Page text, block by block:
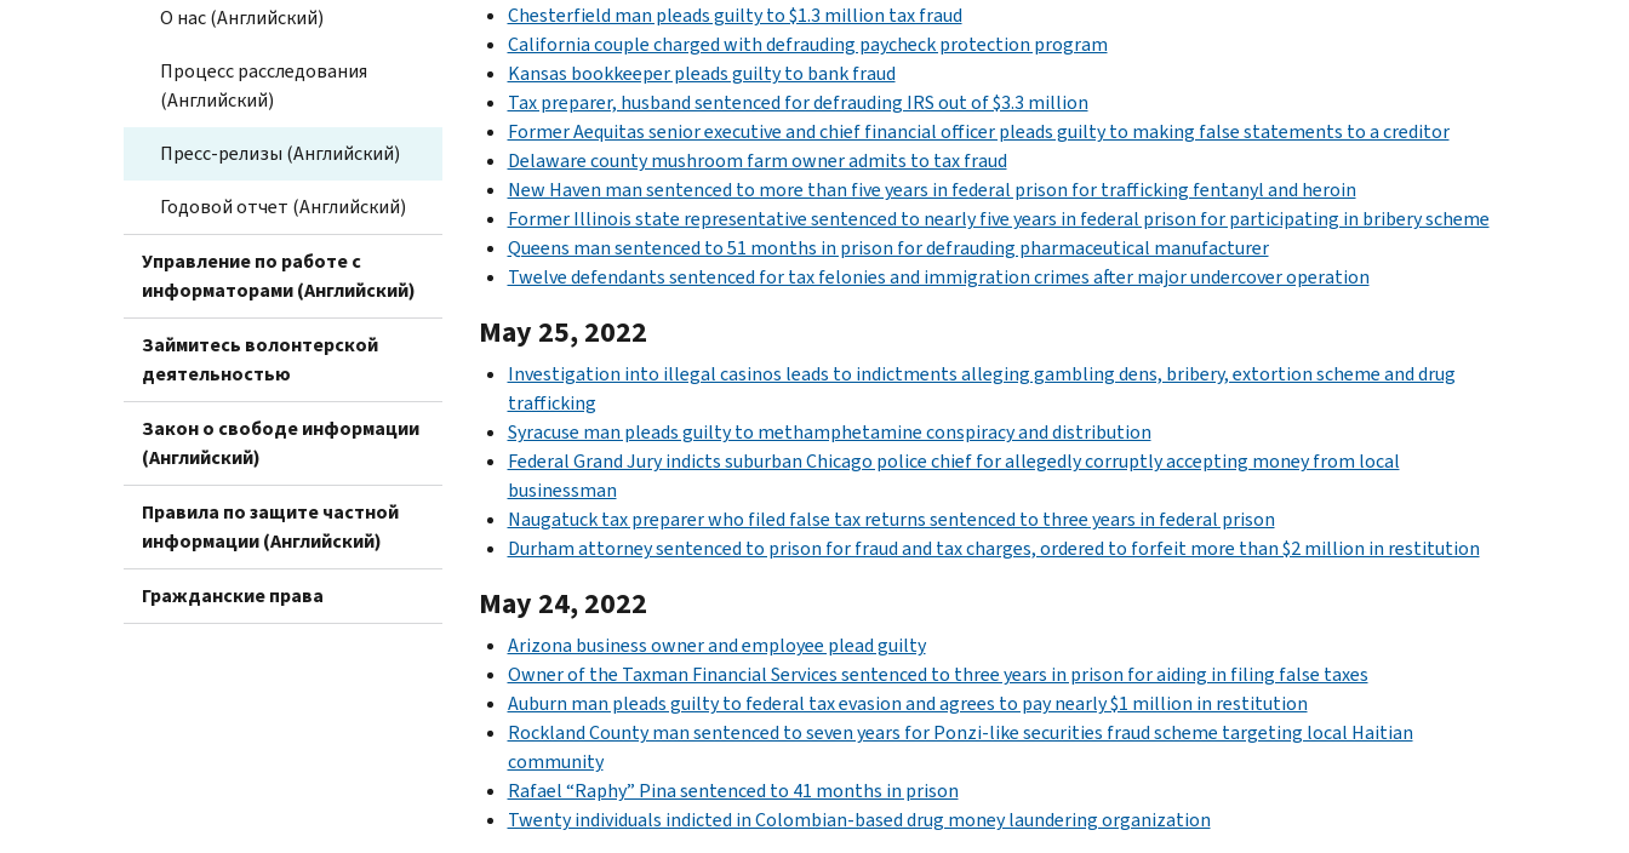
О нас (Английский)
Процесс расследования
(Английский)
Пресс-релизы (Английский)
Годовой отчет (Английский)
Управление по работе с
информаторами (Английский)
Займитесь волонтерской
деятельностью
Закон о свободе информации
(Английский)
Правила по защите частной
информации (Английский)
Гражданские права
Chesterfield man pleads guilty to $1.3 million tax fraud
California couple charged with defrauding paycheck protection program
Kansas bookkeeper pleads guilty to bank fraud
Tax preparer, husband sentenced for defrauding IRS out of $3.3 million
Former Aequitas senior executive and chief financial officer pleads guilty to making false statements to a creditor
Delaware county mushroom farm owner admits to tax fraud
New Haven man sentenced to more than five years in federal prison for trafficking fentanyl and heroin
Former Illinois state representative sentenced to nearly five years in federal prison for participating in bribery scheme
Queens man sentenced to 51 months in prison for defrauding pharmaceutical manufacturer
Twelve defendants sentenced for tax felonies and immigration crimes after major undercover operation
May 25, 2022
Investigation into illegal casinos leads to indictments alleging gambling dens, bribery, extortion scheme and drug
trafficking
Syracuse man pleads guilty to methamphetamine conspiracy and distribution
Federal Grand Jury indicts suburban Chicago police chief for allegedly corruptly accepting money from local
businessman
Naugatuck tax preparer who filed false tax returns sentenced to three years in federal prison
Durham attorney sentenced to prison for fraud and tax charges, ordered to forfeit more than $2 million in restitution
May 24, 2022
Arizona business owner and employee plead guilty
Owner of the Taxman Financial Services sentenced to three years in prison for aiding in filing false taxes
Auburn man pleads guilty to federal tax evasion and agrees to pay nearly $1 million in restitution
Rockland County man sentenced to seven years for Ponzi-like securities fraud scheme targeting local Haitian
community
Rafael “Raphy” Pina sentenced to 41 months in prison
Twenty individuals indicted in Colombian-based drug money laundering organization